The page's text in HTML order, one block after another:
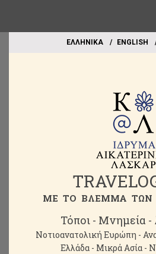
EΛΛΗΝΙΚΑ ΕΝGLISH
ME TO BΛΕΜΜΑ ΤΩΝ
Τόποι - Μνημεία -
Νοτιοανατολική Ευρώπη -
Ελλάδα - Μικρά Ασία -